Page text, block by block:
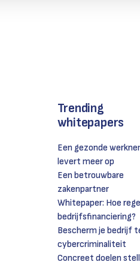
Trending
whitepapers
Een gezonde
levert meer op
Een betrouwbare
zakenpartner
Whitepaper: Hoe
bedrijfsfinanciering?
Bescherm je bedrijf
cybercriminaliteit
Concreet doelen